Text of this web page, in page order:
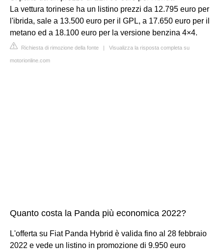
La vettura torinese ha un listino prezzi da 12.795 euro per
l'ibrida, sale a 13.500 euro per il GPL, a 17.650 euro per il
metano ed a 18.100 euro per la versione benzina 4×4.
Richiesta di rimozione della fonte | Visualizza la risposta completa su
motorionline.com
Quanto costa la Panda più economica 2022?
L'offerta su Fiat Panda Hybrid è valida fino al 28 febbraio
2022 e vede un listino in promozione di 9.950 euro